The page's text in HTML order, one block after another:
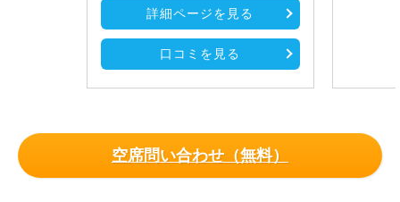
詳細ページを見る
口コミを見る
空席問い合わせ（無料）